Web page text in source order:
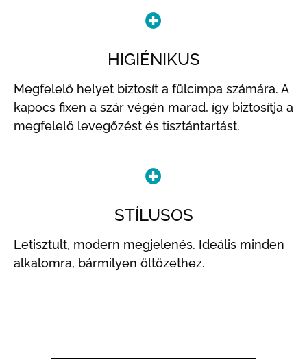
HIGIÉNIKUS
Megfelelő helyet biztosít a fülcimpa számára. A
kapocs fixen a szár végén marad, így biztosítja a
megfelelő levegőzést és tisztántartást.
STÍLUSOS
Letisztult, modern megjelenés. Ideális minden
alkalomra, bármilyen öltözethez.